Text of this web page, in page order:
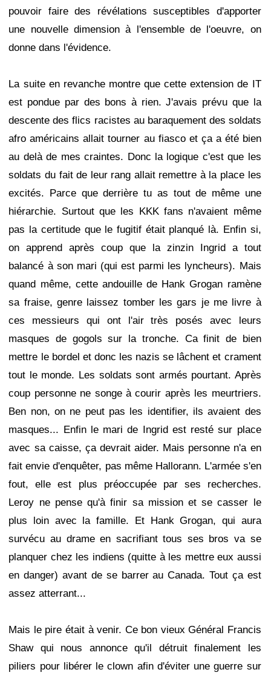
pouvoir faire des révélations susceptibles d'apporter
une nouvelle dimension à l'ensemble de l'oeuvre, on
donne dans l'évidence.
La suite en revanche montre que cette extension de IT
est pondue par des bons à rien. J'avais prévu que la
descente des flics racistes au baraquement des soldats
afro américains allait tourner au fiasco et ça a été bien
au delà de mes craintes. Donc la logique c'est que les
soldats du fait de leur rang allait remettre à la place les
excités. Parce que derrière tu as tout de même une
hiérarchie. Surtout que les KKK fans n'avaient même
pas la certitude que le fugitif était planqué là. Enfin si,
on apprend après coup que la zinzin Ingrid a tout
balancé à son mari (qui est parmi les lyncheurs). Mais
quand même, cette andouille de Hank Grogan ramène
sa fraise, genre laissez tomber les gars je me livre à
ces messieurs qui ont l'air très posés avec leurs
masques de gogols sur la tronche. Ca finit de bien
mettre le bordel et donc les nazis se lâchent et crament
tout le monde. Les soldats sont armés pourtant. Après
coup personne ne songe à courir après les meurtriers.
Ben non, on ne peut pas les identifier, ils avaient des
masques... Enfin le mari de Ingrid est resté sur place
avec sa caisse, ça devrait aider. Mais personne n'a en
fait envie d'enquêter, pas même Hallorann. L'armée s'en
fout, elle est plus préoccupée par ses recherches.
Leroy ne pense qu'à finir sa mission et se casser le
plus loin avec la famille. Et Hank Grogan, qui aura
survécu au drame en sacrifiant tous ses bros va se
planquer chez les indiens (quitte à les mettre eux aussi
en danger) avant de se barrer au Canada. Tout ça est
assez atterrant...
Mais le pire était à venir. Ce bon vieux Général Francis
Shaw qui nous annonce qu'il détruit finalement les
piliers pour libérer le clown afin d'éviter une guerre sur